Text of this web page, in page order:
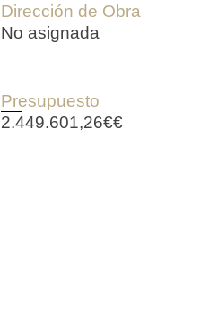
Dirección de Obra
No asignada
Presupuesto
2.449.601,26€€